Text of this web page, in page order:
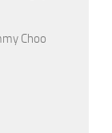
Choo